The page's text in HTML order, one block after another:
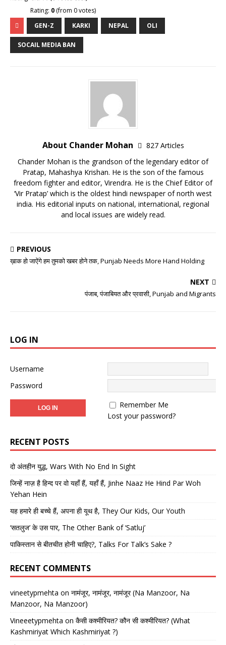
Rating: 0 (from 0 votes)
GEN-Z
KARKI NEPAL OLI
SOCAIL MEDIA BAN
About Chander Mohan
827 Articles
Chander Mohan is the grandson of the legendary editor of
Pratap, Mahashya Krishan. He is the son of the famous
freedom fighter and editor, Virendra. He is the Chief Editor of
‘Vir Pratap’ which is the oldest hindi newspaper of north west
india. His editorial inputs on national, international, regional
and local issues are widely read.
PREVIOUS
ख़ाक हो जाऐंगे हम तुमको खबर होने तक, Punjab Needs More Hand Holding
NEXT
पंजाब, पंजाबियत और प्रवासी, Punjab and Migrants
LOG IN
Username
Password
Remember Me
Lost your password?
RECENT POSTS
दो अंतहीन युद्ध, Wars With No End In Sight
जिन्हें नाज़ है हिन्द पर वो यहाँ हैं, यहाँ हैं, Jinhe Naaz He Hind Par Woh
Yehan Hein
यह हमारे ही बच्चे हैं, अपना ही यूथ है, They Our Kids, Our Youth
‘सतलुज’ के उस पार, The Other Bank of ‘Satluj’
पाकिस्तान से बीतचीत होनी चाहिए?, Talks For Talk’s Sake ?
RECENT COMMENTS
vineetypmehta on नामंजूर, नामंजूर, नामंजूर (Na Manzoor, Na
Manzoor, Na Manzoor)
Vineeetypmehta on कैसी कश्मीरियत? कौन सी कश्मीरियत? (What
Kashmiriyat Which Kashmiriyat ?)